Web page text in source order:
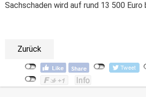
Sachschaden wird auf rund 13 500
Zurück